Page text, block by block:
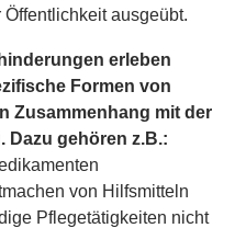
ausgeübt.
erleben
Formen von
Zusammenhang mit der
Dazu gehören z.B.:
von Hilfsmitteln
Pflegetätigkeiten nicht